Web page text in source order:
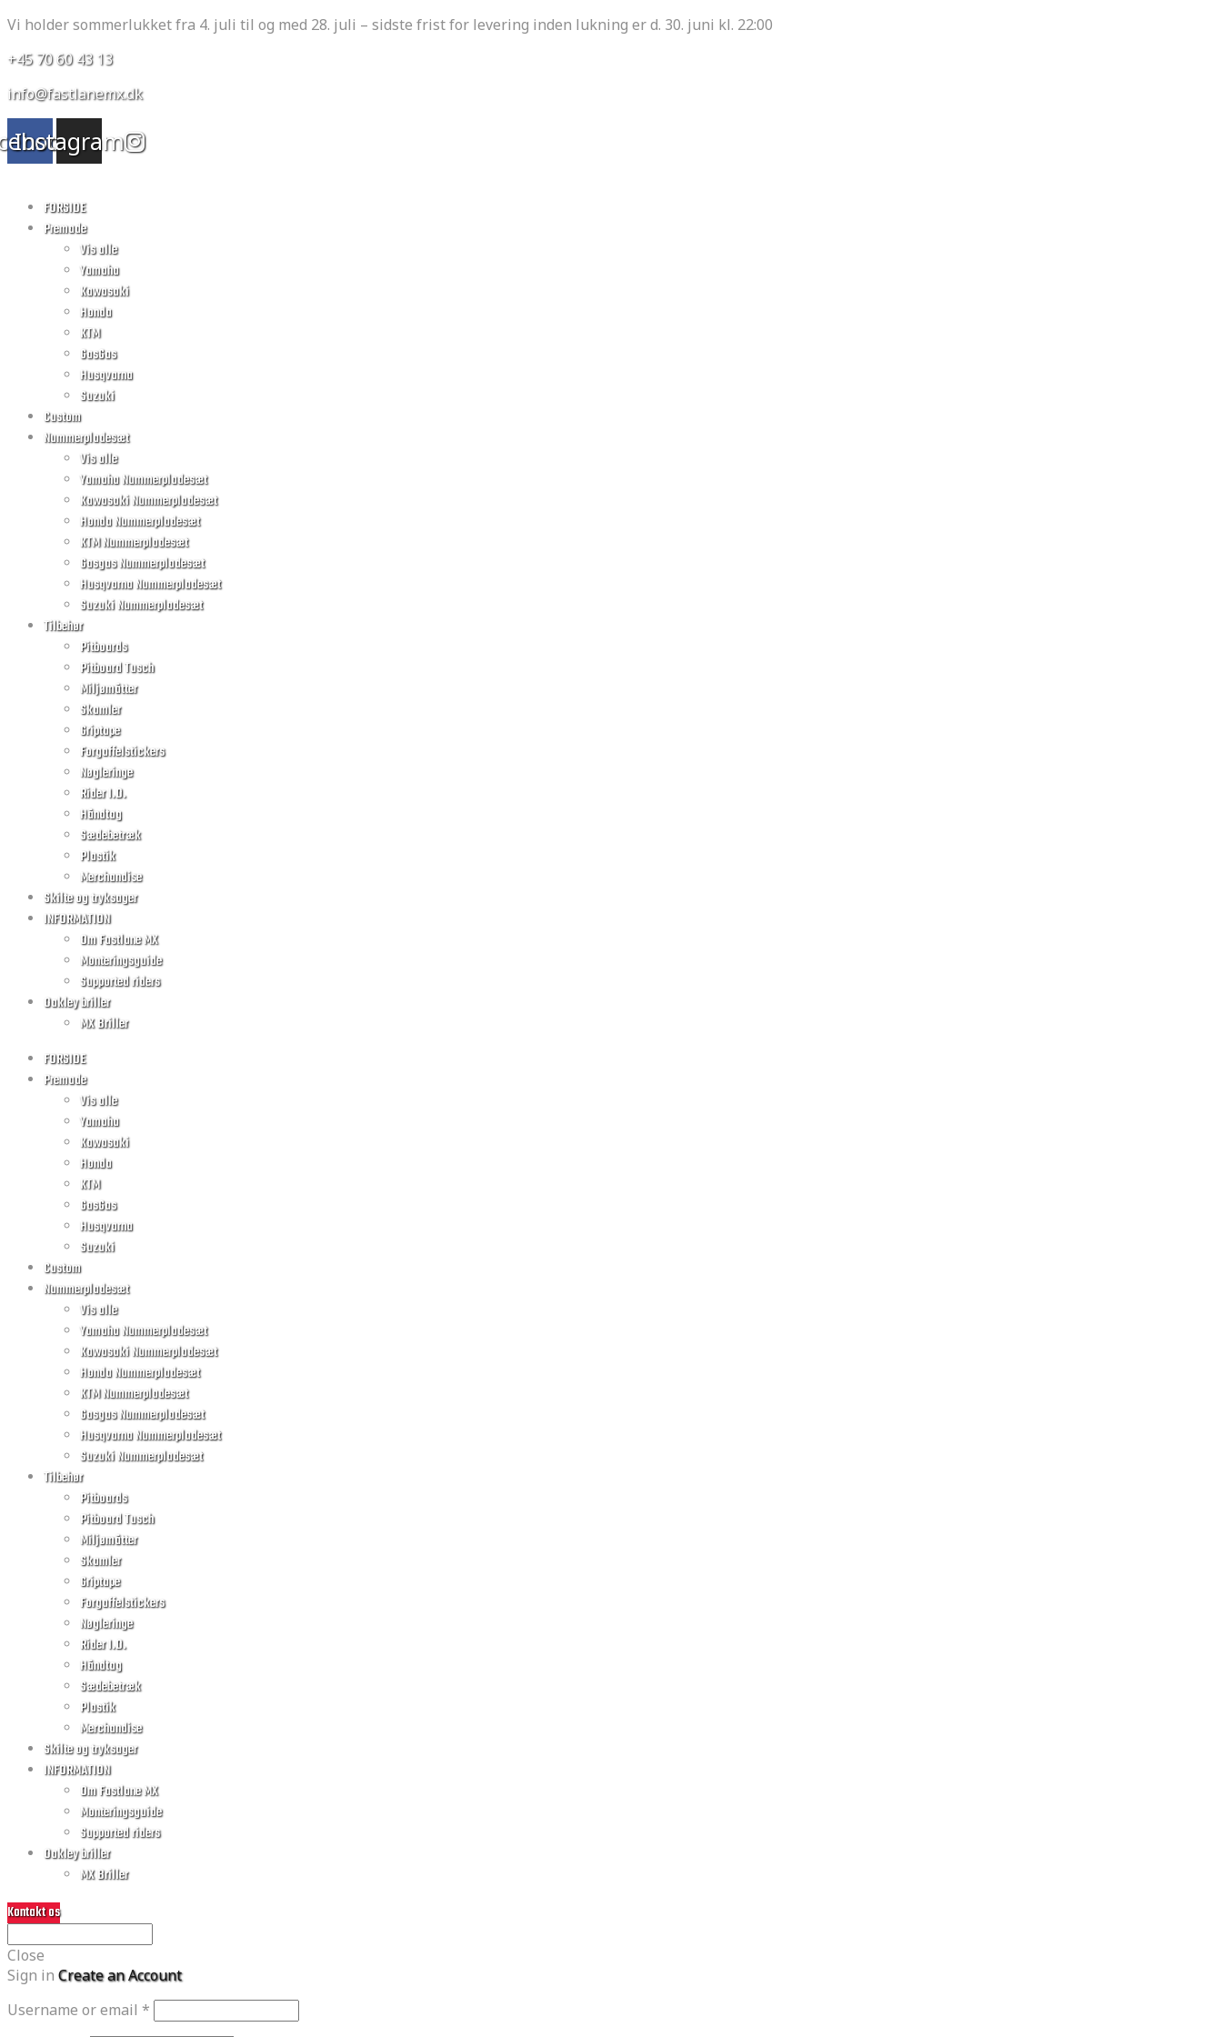
Vi holder sommerlukket fra 4. juli til og med 28. juli – sidste frist for levering inden lukning er d. 30. juni kl. 22:00
+45 70 60 43 13
info@fastlanemx.dk
Instagram
FORSIDE
Premade
Vis alle
Yamaha
Kawasaki
Honda
KTM
GasGas
Husqvarna
Suzuki
Custom
Nummerpladesæt
Vis alle
Yamaha Nummerpladesæt
Kawasaki Nummerpladesæt
Honda Nummerpladesæt
KTM Nummerpladesæt
Gasgas Nummerpladesæt
Husqvarna Nummerpladesæt
Suzuki Nummerpladesæt
Tilbehør
Pitboards
Pitboard Tusch
Miljømåtter
Skamler
Griptape
Forgaffelstickers
Nøgleringe
Rider I.D.
Håndtag
Sædebetræk
Plastik
Merchandise
Skilte og tryksager
INFORMATION
Om Fastlane MX
Monteringsguide
Supported riders
Oakley briller
MX Briller
FORSIDE
Premade
Vis alle
Yamaha
Kawasaki
Honda
KTM
GasGas
Husqvarna
Suzuki
Custom
Nummerpladesæt
Vis alle
Yamaha Nummerpladesæt
Kawasaki Nummerpladesæt
Honda Nummerpladesæt
KTM Nummerpladesæt
Gasgas Nummerpladesæt
Husqvarna Nummerpladesæt
Suzuki Nummerpladesæt
Tilbehør
Pitboards
Pitboard Tusch
Miljømåtter
Skamler
Griptape
Forgaffelstickers
Nøgleringe
Rider I.D.
Håndtag
Sædebetræk
Plastik
Merchandise
Skilte og tryksager
INFORMATION
Om Fastlane MX
Monteringsguide
Supported riders
Oakley briller
MX Briller
Kontakt os
Close
Sign in Create an Account
Username or email *